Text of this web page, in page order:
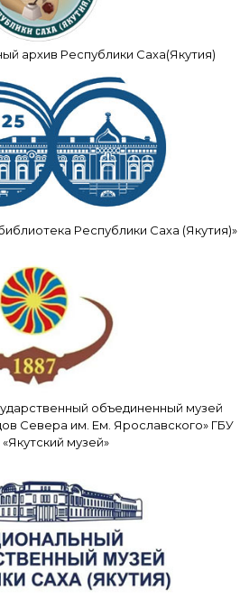
архив Республики Саха(Якутия)
Республики Саха (Якутия)»
объединенный музей
Севера им. Ем. Ярославского» ГБУ
музей»